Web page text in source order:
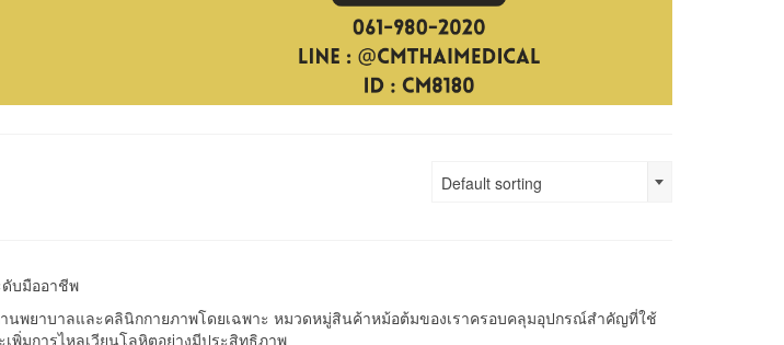
Default sorting
ดับมืออาชีพ
พยาบาลและคลินิกกายภาพโดยเฉพาะ หมวดหมู่สินค้าหม้อต้มของเราครอบคลุมอุปกรณ์สำคัญที่ใช้
พิ่มการไหลเวียนโลหิตอย่างมีประสิทธิภาพ